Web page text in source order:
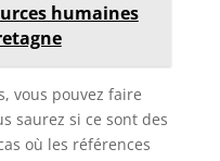
humaines
vous pouvez faire
saurez si ce sont des
où les références